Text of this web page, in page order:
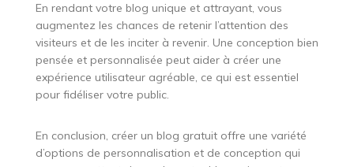
En rendant votre blog unique et attrayant, vous
augmentez les chances de retenir l’attention des
visiteurs et de les inciter à revenir. Une conception bien
pensée et personnalisée peut aider à créer une
expérience utilisateur agréable, ce qui est essentiel
pour fidéliser votre public.
En conclusion, créer un blog gratuit offre une variété
d’options de personnalisation et de conception qui